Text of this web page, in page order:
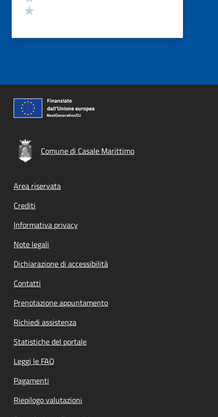
Comune di Casale Marittimo
Footer menu
Area riservata
Crediti
Informativa privacy
Note legali
Dichiarazione di accessibilità
Contatti
Prenotazione appuntamento
Richiedi assistenza
Statistiche del portale
Leggi le FAQ
Pagamenti
Riepilogo valutazioni